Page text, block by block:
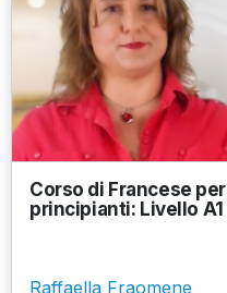
Corso di Francese per
principianti: Livello A1
Raffaella Fraomene